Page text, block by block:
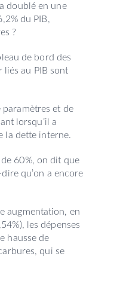
doublé en une
du PIB,
?
de bord des
au PIB sont
paramètres et de
lorsqu’il a
la dette interne.
60%, on dit que
qu’on a encore
augmentation, en
les dépenses
hausse de
qui se